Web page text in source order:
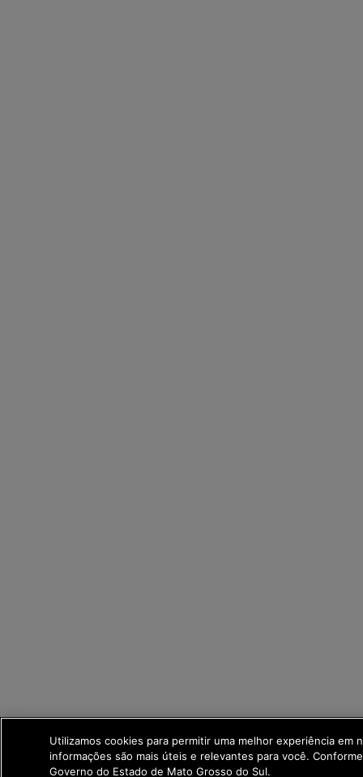
Utilizamos cookies para permitir uma melhor experiência
informações são mais úteis e relevantes para você.
Governo do Estado de Mato Grosso do Sul.